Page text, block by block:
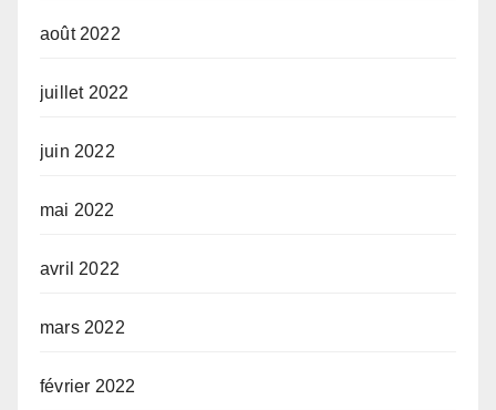
août 2022
juillet 2022
juin 2022
mai 2022
avril 2022
mars 2022
février 2022